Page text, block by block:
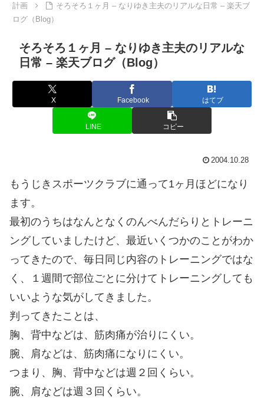
計画
そろそろ１ヶ月 – なりゆき主夫のリアルな日常 – 楽天ブ
ログ（Blog）
そろそろ１ヶ月 – なりゆき主夫のリアルな
日常 – 楽天ブログ（Blog）
X Facebook はてブ
LINE コピー
2004.10.28
もうじきスポーツクラブに通って1ヶ月ほどになり
ます。
最初のうちはなんとなくのんべんだらりとトレーニ
ングしていましたけど、最近いくつかのことがわか
ってきたので、毎日同じ内容のトレーニングではな
く、１週間で部位ごとに分けてトレーニングしても
いいような気がしてきました。
判ってきたことは、
胸、背中などは、筋肉痛が治りにくい。
腕、肩などは、筋肉痛になりにくい。
つまり、胸、背中などは週２回くらい。
腕、肩などは週３回くらい。